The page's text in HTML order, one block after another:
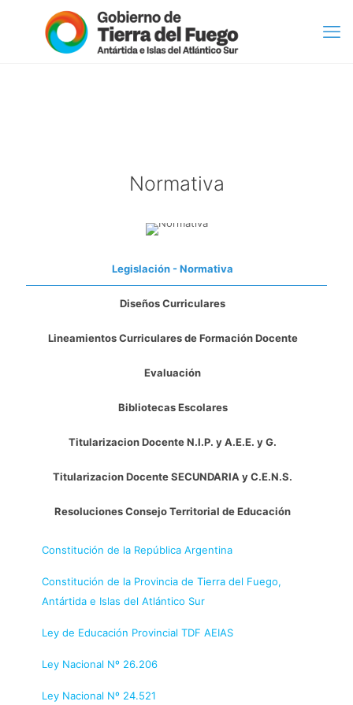
Normativa
Legislación - Normativa
Diseños Curriculares
Lineamientos Curriculares de Formación Docente
Evaluación
Bibliotecas Escolares
Titularizacion Docente N.I.P. y A.E.E. y G.
Titularizacion Docente SECUNDARIA y C.E.N.S.
Resoluciones Consejo Territorial de Educación
Constitución de la República Argentina
Constitución de la Provincia de Tierra del Fuego,
Antártida e Islas del Atlántico Sur
Ley de Educación Provincial TDF AEIAS
Ley Nacional Nº 26.206
Ley Nacional Nº 24.521